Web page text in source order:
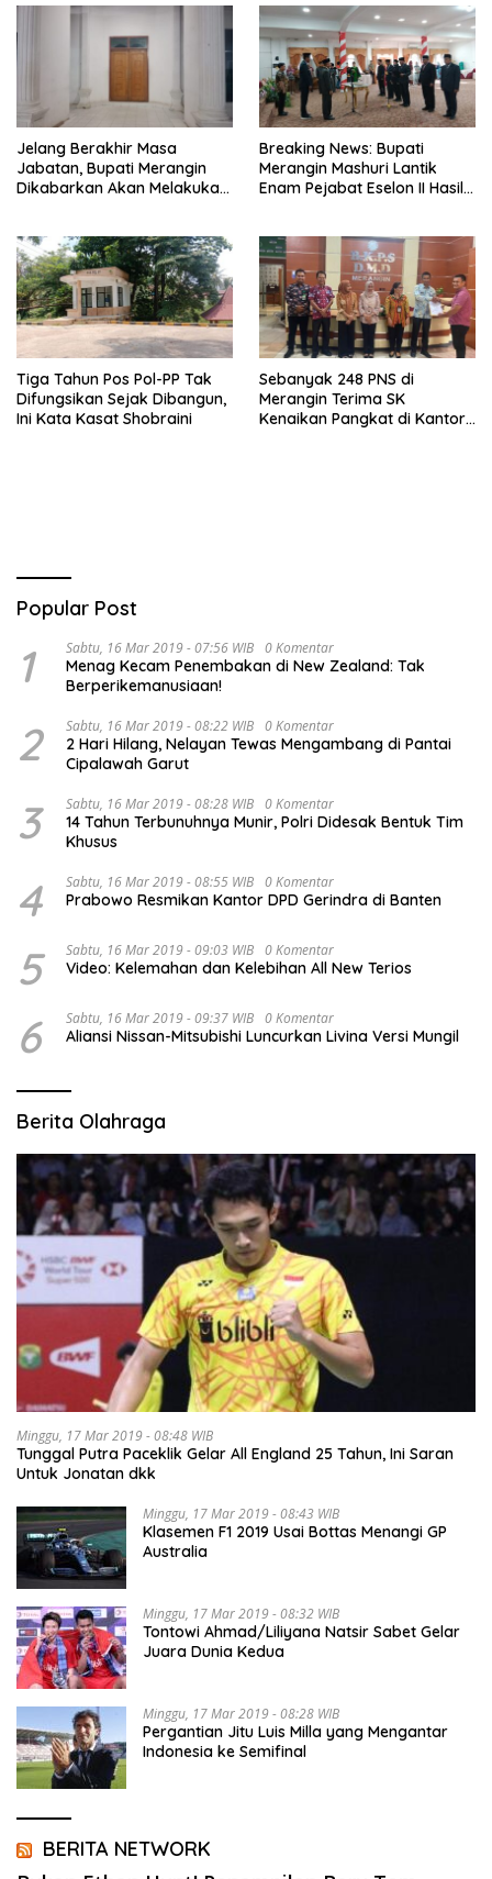
Jelang Berakhir Masa
Jabatan, Bupati Merangin
Dikabarkan Akan Melakukan
Breaking News: Bupati
Merangin Mashuri Lantik
Enam Pejabat Eselon II Hasil
Tiga Tahun Pos Pol-PP Tak
Difungsikan Sejak Dibangun,
Ini Kata Kasat Shobraini
Sebanyak 248 PNS di
Merangin Terima SK
Kenaikan Pangkat di Kantor
Popular Post
1 Sabtu, 16 Mar 2019 - 07:56 WIB 0 Komentar
Menag Kecam Penembakan di New Zealand: Tak
Berperikemanusiaan!
2 Sabtu, 16 Mar 2019 - 08:22 WIB 0 Komentar
2 Hari Hilang, Nelayan Tewas Mengambang di Pantai
Cipalawah Garut
3 Sabtu, 16 Mar 2019 - 08:28 WIB 0 Komentar
14 Tahun Terbunuhnya Munir, Polri Didesak Bentuk Tim
Khusus
4 Sabtu, 16 Mar 2019 - 08:55 WIB 0 Komentar
Prabowo Resmikan Kantor DPD Gerindra di Banten
5 Sabtu, 16 Mar 2019 - 09:03 WIB 0 Komentar
Video: Kelemahan dan Kelebihan All New Terios
6 Sabtu, 16 Mar 2019 - 09:37 WIB 0 Komentar
Aliansi Nissan-Mitsubishi Luncurkan Livina Versi Mungil
Berita Olahraga
Minggu, 17 Mar 2019 - 08:48 WIB
Tunggal Putra Paceklik Gelar All England 25 Tahun, Ini Saran
Untuk Jonatan dkk
Minggu, 17 Mar 2019 - 08:43 WIB
Klasemen F1 2019 Usai Bottas Menangi GP
Australia
Minggu, 17 Mar 2019 - 08:32 WIB
Tontowi Ahmad/Liliyana Natsir Sabet Gelar
Juara Dunia Kedua
Minggu, 17 Mar 2019 - 08:28 WIB
Pergantian Jitu Luis Milla yang Mengantar
Indonesia ke Semifinal
BERITA NETWORK